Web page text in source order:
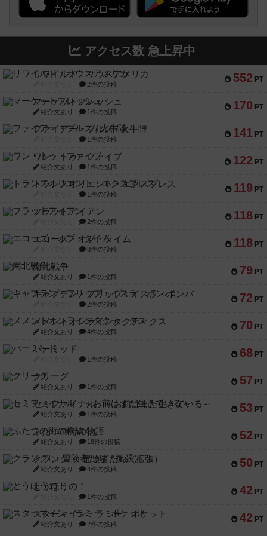
アクセス数 急上昇中
552 PT
リワイルド：サウスアメリカ
2件の投稿
170 PT
マーケットフレッシュ
紹介文あり 1件の投稿
141 PT
ファイアー・ブルズ / 火牛陣
1件の投稿
122 PT
ワン・トゥ・ファイブ
紹介文あり 1件の投稿
119 PT
トランスオリエント・エクスプレス
1件の投稿
118 PT
フラットアイアン
2件の投稿
118 PT
エコーズ・オブ・タイム
8件の投稿
79 PT
南北戦争
紹介文あり 1件の投稿
72 PT
キャプテン・フリップ：イスラ・ボンバ
2件の投稿
70 PT
メメントオンラインタクティクス
紹介文あり 4件の投稿
68 PT
パーミッド
1件の投稿
57 PT
クリーグ
紹介文あり 1件の投稿
53 PT
セミファイナル ～お前はまだ生きている～
紹介文あり 1件の投稿
52 PT
ふたつの街の物語
紹介文あり 18件の投稿
50 PT
クランク! ：冒険者たち（拡張）
紹介文あり 4件の投稿
42 PT
とうほうの！
1件の投稿
42 PT
スターマイン・ラミー ポケット
紹介文あり 2件の投稿